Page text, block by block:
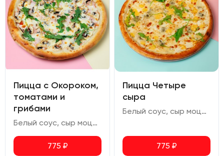
Пицца с Окороком,
томатами и
грибами
Белый соус, сыр моцарелла, свиной окорок, ветчина, шампиньоны, томаты черри, руккола, орегано
775 ₽
Пицца Четыре
сыра
Белый соус, сыр моцарелла, сыр гауда, сыр чеддер, сыр дор-блю, орегано
775 ₽